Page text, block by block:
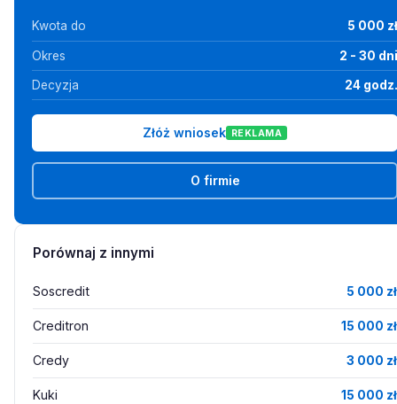
Kwota do 5 000 zł
Okres 2 - 30 dni
Decyzja 24 godz.
Złóż wniosek REKLAMA
O firmie
Porównaj z innymi
Soscredit 5 000 zł
Creditron 15 000 zł
Credy 3 000 zł
Kuki 15 000 zł